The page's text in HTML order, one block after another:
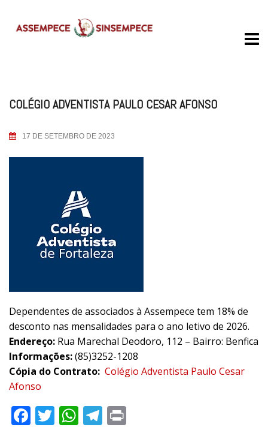
COLÉGIO ADVENTISTA PAULO CESAR AFONSO
17 DE SETEMBRO DE 2023
Dependentes de associados à Assempece tem 18% de
desconto nas mensalidades para o ano letivo de 2026.
Endereço: Rua Marechal Deodoro, 112 – Bairro: Benfica
Informações:(85)3252-1208
Cópia do Contrato: Colégio Adventista Paulo Cesar
Afonso
Facebook
Twitter
WhatsApp
Telegram